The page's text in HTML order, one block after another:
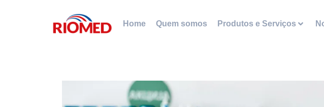
Home Quem somos Produtos e Serviços